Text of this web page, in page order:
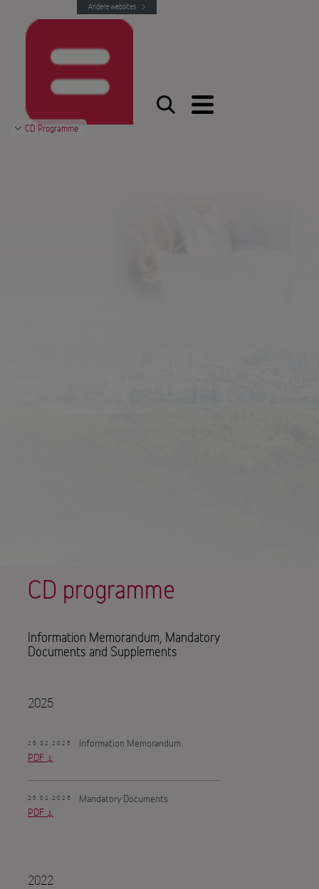
Andere websites
CD Programme
CD programme
Information Memorandum, Mandatory
Documents and Supplements
2025
26.02.2025
Information Memorandum
PDF
26.02.2025
Mandatory Documents
PDF
2022